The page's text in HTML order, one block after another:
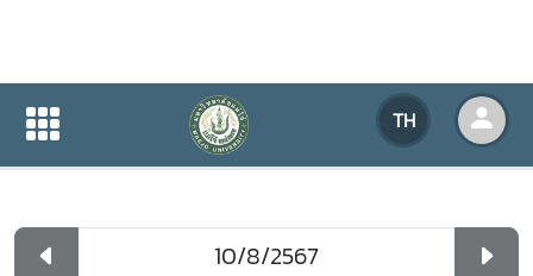
TH
ปฏิทินกิจกรรมของหน่วยงาน
ปฏิทินกิจกรรมของหน่วยงาน